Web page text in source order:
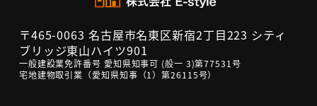
〒465-0063 名古屋市名東区新宿2丁目223 シティ
ブリッジ東山ハイツ901
一般建設業免許番号 愛知県知事可 (般一 3)第77531号
宅地建物取引業（愛知県知事（1）第26115号）